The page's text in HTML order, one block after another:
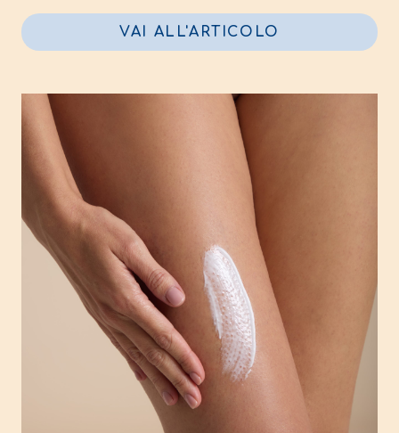
VAI ALL'ARTICOLO